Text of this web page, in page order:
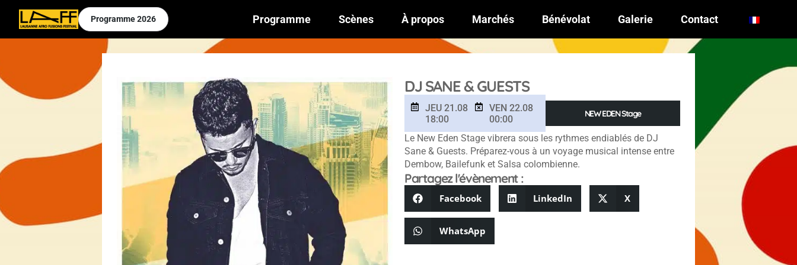
Programme2026 Programme Scènes À propos Marchés Bénévolat Galerie Contact
DJ SANE & GUESTS
JEU 21.08
18:00
VEN 22.08
00:00
NEW EDEN Stage
Le New Eden Stage vibrera sous les rythmes endiablés de DJ
Sane & Guests. Préparez-vous à un voyage musical intense entre
Dembow, Bailefunk et Salsa colombienne.
Partagez l'évènement :
Facebook LinkedIn X
WhatsApp